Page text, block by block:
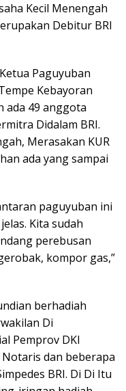
Kecil Menengah
Debitur BRI
Paguyuban
Kebayoran
ada 49 anggota
Didalam BRI.
Merasakan KUR
ada yang sampai
paguyuban ini
Kita sudah
perebusan
kompor gas,”
berhadiah
Di
Pemprov DKI
Notaris dan beberapa
BRI. Di Di Itu